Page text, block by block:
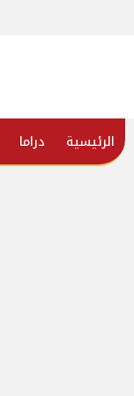
الرئيسية دراما